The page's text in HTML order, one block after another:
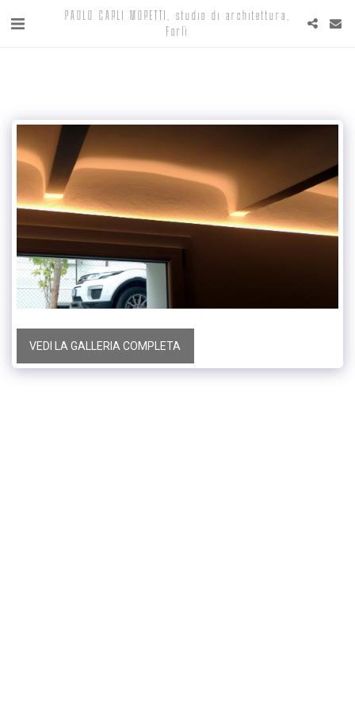
PAOLO CARLI MORETTI, studio di architettura,
Forlì
VEDI LA GALLERIA COMPLETA